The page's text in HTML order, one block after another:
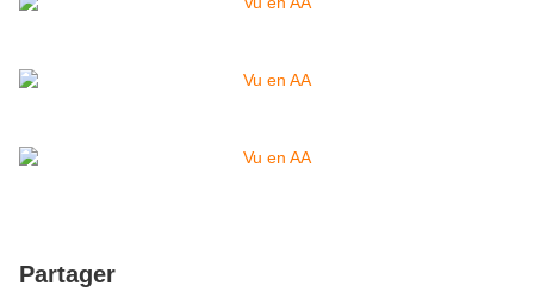
Partager